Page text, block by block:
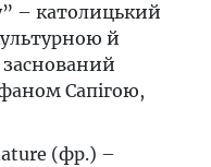
– католицький
й
Сапігою,
(фр.) –